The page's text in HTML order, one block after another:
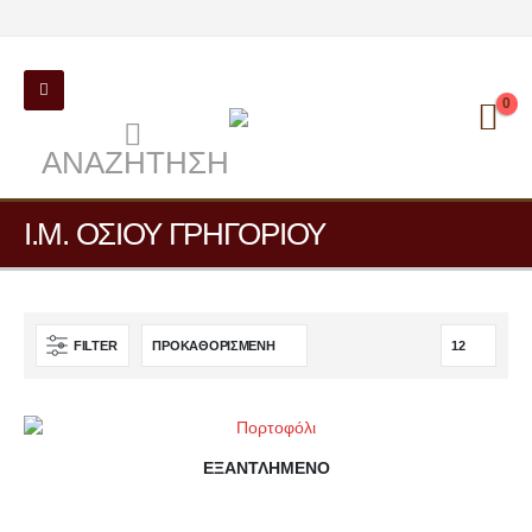
ΑΝΑΖΉΤΗΣΗ
0
Ι.Μ. ΟΣΙΟΥ ΓΡΗΓΟΡΙΟΥ
FILTER
ΕΞΑΝΤΛΗΜΈΝΟ